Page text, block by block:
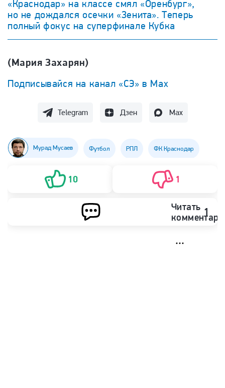
«Краснодар» на классе смял «Оренбург»,
но не дождался осечки «Зенита». Теперь
полный фокус на суперфинале Кубка
(Мария Захарян)
Подписывайся на канал «СЭ» в Max
Telegram Дзен Max
Мурад Мусаев Футбол РПЛ ФК Краснодар
10 1
Читать 1